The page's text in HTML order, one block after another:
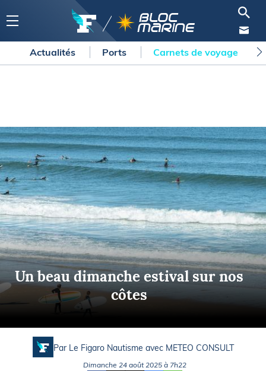
Actualités Ports Carnets de voyage
Un beau dimanche estival sur nos
côtes
Par Le Figaro Nautisme avec METEO CONSULT
Dimanche 24 août 2025 à 7h22